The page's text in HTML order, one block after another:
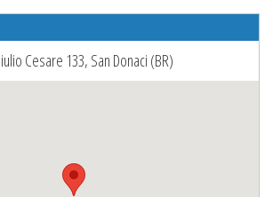
Cesare 133, San Donaci (BR)